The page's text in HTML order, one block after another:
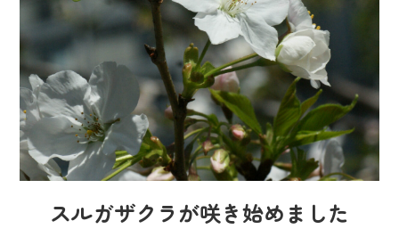
スルガザクラが咲き始めました